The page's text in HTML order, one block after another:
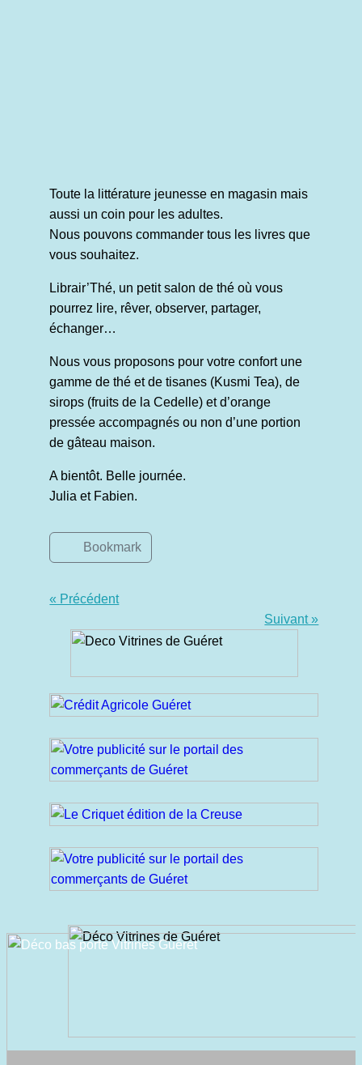
Toute la littérature jeunesse en magasin mais
aussi un coin pour les adultes.
Nous pouvons commander tous les livres que
vous souhaitez.
Librair’Thé, un petit salon de thé où vous
pourrez lire, rêver, observer, partager,
échanger…
Nous vous proposons pour votre confort une
gamme de thé et de tisanes (Kusmi Tea), de
sirops (fruits de la Cedelle) et d’orange
pressée accompagnés ou non d’une portion
de gâteau maison.
A bientôt. Belle journée.
Julia et Fabien.
Bookmark
« Précédent
Suivant »